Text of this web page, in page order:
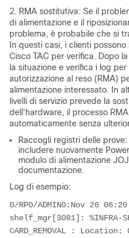
2. RMA sostitutiva: Se il
di alimentazione e il
problema, è probabile che si
In questi casi, i clienti
Cisco TAC per verifica. Dopo
la situazione e verifica i log
autorizzazione al reso (RMA)
alimentazione interessato. In
livelli di servizio prevede la
dell'hardware, il processo
automaticamente senza
Raccogli registri delle prove:
includere nuovamente
modulo di alimentazione
documentazione.
Log di esempio:
0/RP0/ADMIN0:Nov 26
shelf_mgr[3081]: %INFRA-
CARD_REMOVAL :